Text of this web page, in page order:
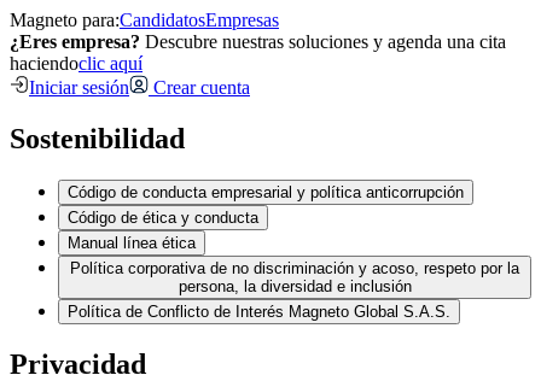
Magneto para:CandidatosEmpresas
¿Eres empresa? Descubre nuestras soluciones y agenda una cita
haciendoclic aquí
Iniciar sesión
Crear cuenta
Sostenibilidad
Código de conducta empresarial y política anticorrupción
Código de ética y conducta
Manual línea ética
Política corporativa de no discriminación y acoso, respeto por la
persona, la diversidad e inclusión
Política de Conflicto de Interés Magneto Global S.A.S.
Privacidad